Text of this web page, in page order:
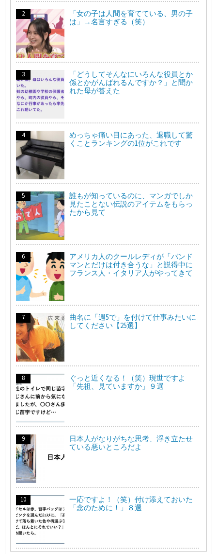
「女の子は人間を育てている、男の子
は」→名言すぎる（笑）
「どうしてそんなにいろんな役員とか
係とかがんばれるんですか？」と聞か
れた母が答えた
めっちゃ痛い目にあった、退職して驚
くことランキングの1位がこれです
誰もが知っているのに、マンガでしか
見たことない伝説のアイテムをもらっ
たから見て
アメリカ人のクールレディが「バンド
マンとだけは付き合うな」と説得中に
フランス人・イタリア人がやってきて
曲名に「週5で」を付けて仕事みたいに
してください【25選】
ぐっと近くなる！（笑）現世ですよ
「先祖、見ていますか」９選
日本人がなりがちな思考、浮き立たせ
ている悪いところだよ
一応ですよ！（笑）付け添えておいた
「念のために！」８選